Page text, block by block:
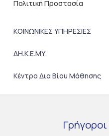
Πολιτική Προστασία
ΚΟΙΝΩΝΙΚΕΣ ΥΠΗΡΕΣΙΕΣ
ΔΗ.Κ.Ε.ΜΥ.
Κέντρο Δια Βίου Μάθησης
Γρήγοροι